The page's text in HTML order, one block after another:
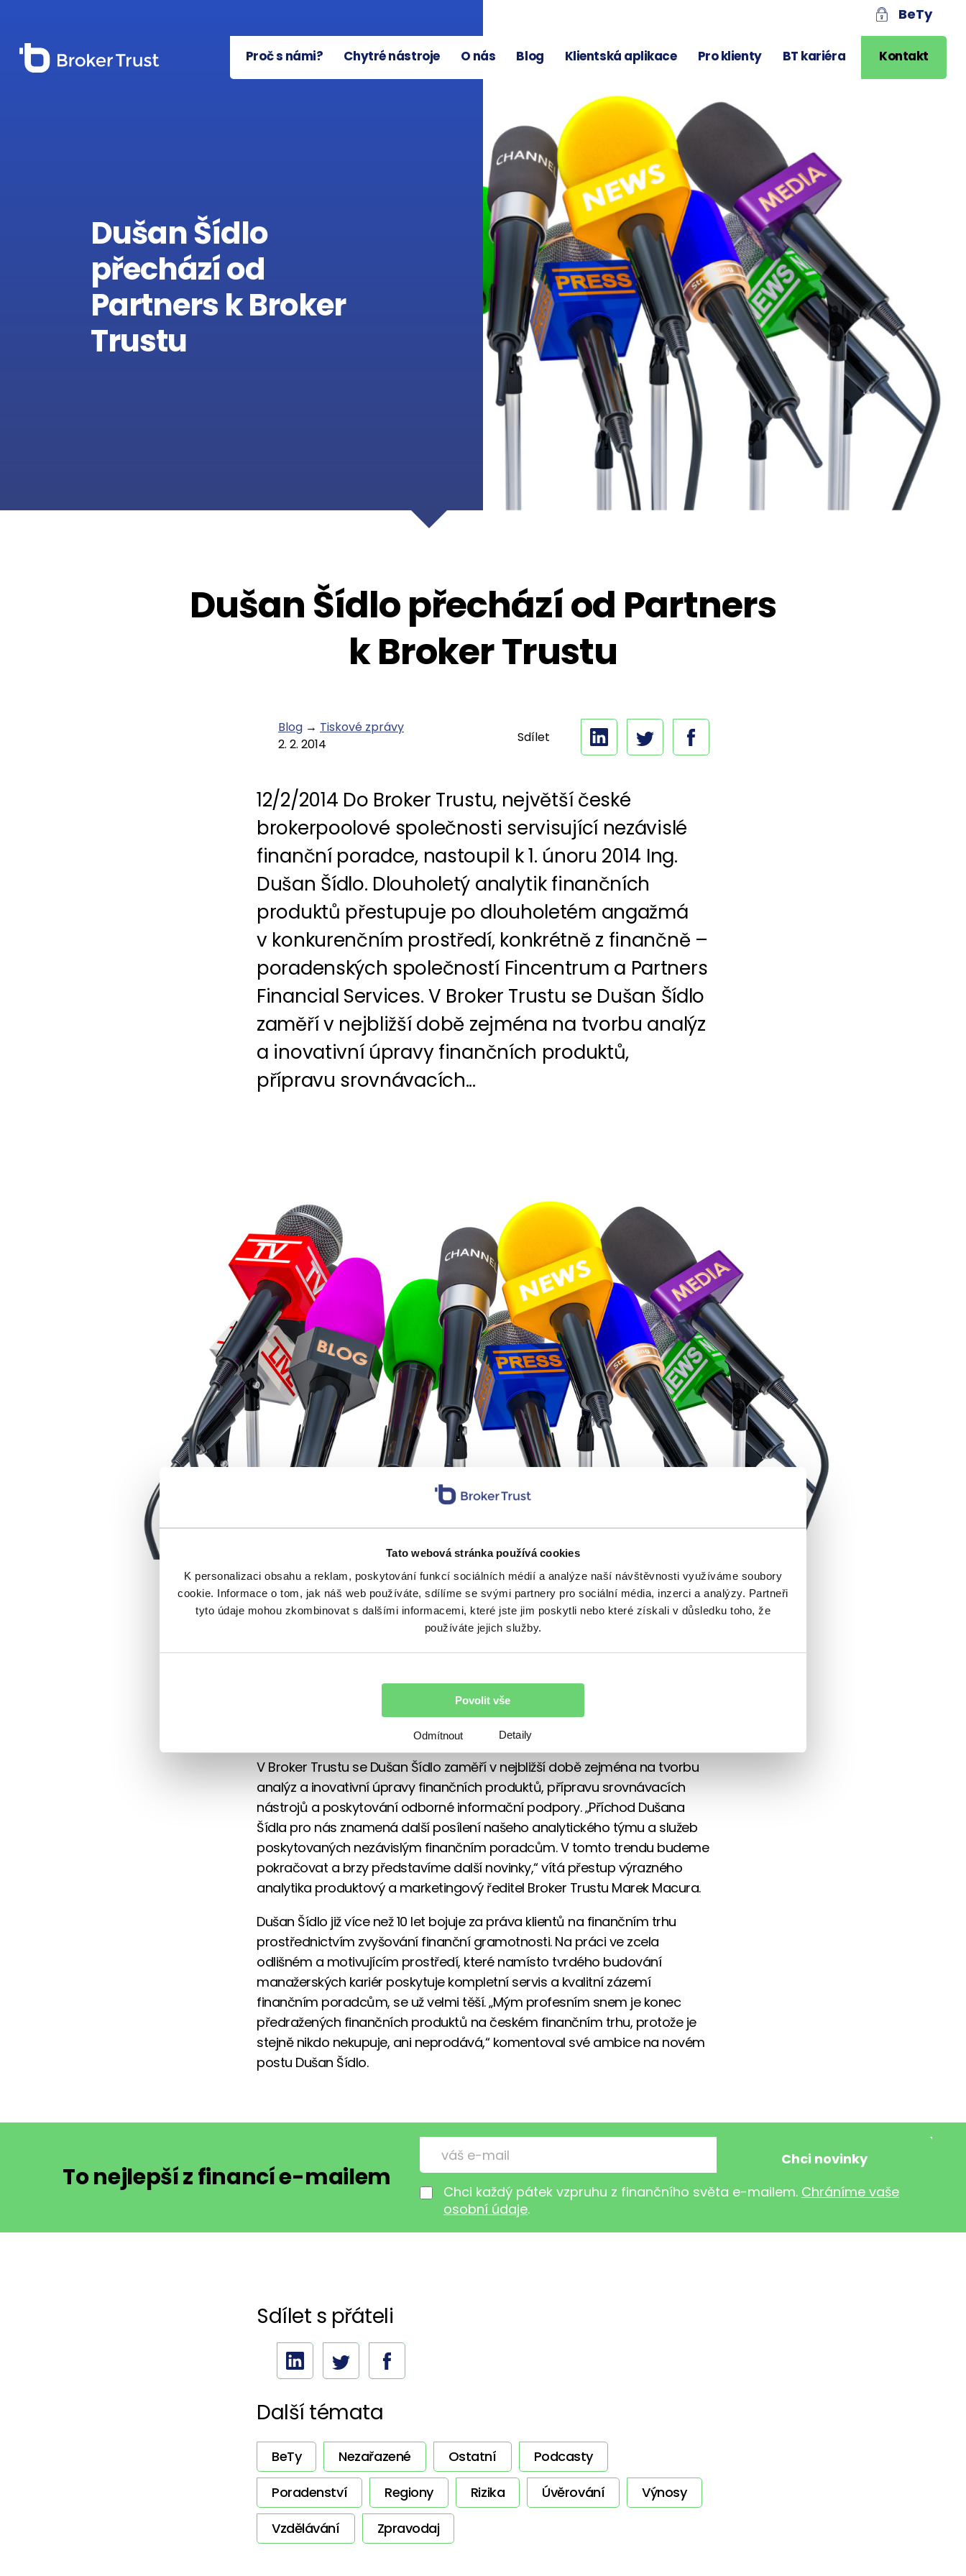
Detaily
Tato webová stránka používá cookies
K personalizaci obsahu a reklam, poskytování funkcí sociálních médií a analýze naší návštěvnosti využíváme soubory
cookie. Informace o tom, jak náš web používáte, sdílíme se svými partnery pro sociální média, inzerci a analýzy. Partneři
tyto údaje mohou zkombinovat s dalšími informacemi, které jste jim poskytli nebo které získali v důsledku toho, že
používáte jejich služby.
Odmítnout
Povolit vše
Proč s námi? Chytré nástroje O nás Blog Klientská aplikace Pro klienty BT kariéra Kontakt
BeTy
Dušan Šídlo
přechází od
Partners k Broker
Trustu
Dušan Šídlo přechází od Partners
k Broker Trustu
Blog → Tiskové zprávy
2. 2. 2014
Sdílet
12/2/2014 Do Broker Trustu, největší české
brokerpoolové společnosti servisující nezávislé
finanční poradce, nastoupil k 1. únoru 2014 Ing.
Dušan Šídlo. Dlouholetý analytik finančních
produktů přestupuje po dlouholetém angažmá
v konkurenčním prostředí, konkrétně z finančně –
poradenských společností Fincentrum a Partners
Financial Services. V Broker Trustu se Dušan Šídlo
zaměří v nejbližší době zejména na tvorbu analýz
a inovativní úpravy finančních produktů,
přípravu srovnávacích...
12/2/2014
Do Broker Trustu, největší české brokerpoolové společnosti servisující
Dlouholetý analytik finančních produktů přestupuje po dlouholetém
angažmá v konkurenčním prostředí, konkrétně z finančně –
poradenských společností Fincentrum a Partners Financial Services.
V Broker Trustu se Dušan Šídlo zaměří v nejbližší době zejména na tvorbu
analýz a inovativní úpravy finančních produktů, přípravu srovnávacích
nástrojů a poskytování odborné informační podpory. „Příchod Dušana
Šídla pro nás znamená další posílení našeho analytického týmu a služeb
poskytovaných nezávislým finančním poradcům. V tomto trendu budeme
pokračovat a brzy představíme další novinky,“ vítá přestup výrazného
analytika produktový a marketingový ředitel Broker Trustu Marek Macura.
Dušan Šídlo již více než 10 let bojuje za práva klientů na finančním trhu
prostřednictvím zvyšování finanční gramotnosti. Na práci ve zcela
odlišném a motivujícím prostředí, které namísto tvrdého budování
manažerských kariér poskytuje kompletní servis a kvalitní zázemí
finančním poradcům, se už velmi těší. „Mým profesním snem je konec
předražených finančních produktů na českém finančním trhu, protože je
stejně nikdo nekupuje, ani neprodává,“ komentoval své ambice na novém
postu Dušan Šídlo.
To nejlepší z financí e-mailem Chci každý pátek vzpruhu z finančního světa e-mailem. Chráníme vaše
osobní údaje.
Sdílet s přáteli
Další témata
BeTy Nezařazené Ostatní
Podcasty
Poradenství
Regiony Rizika Úvěrování
Výnosy
Vzdělávání
Zpravodaj